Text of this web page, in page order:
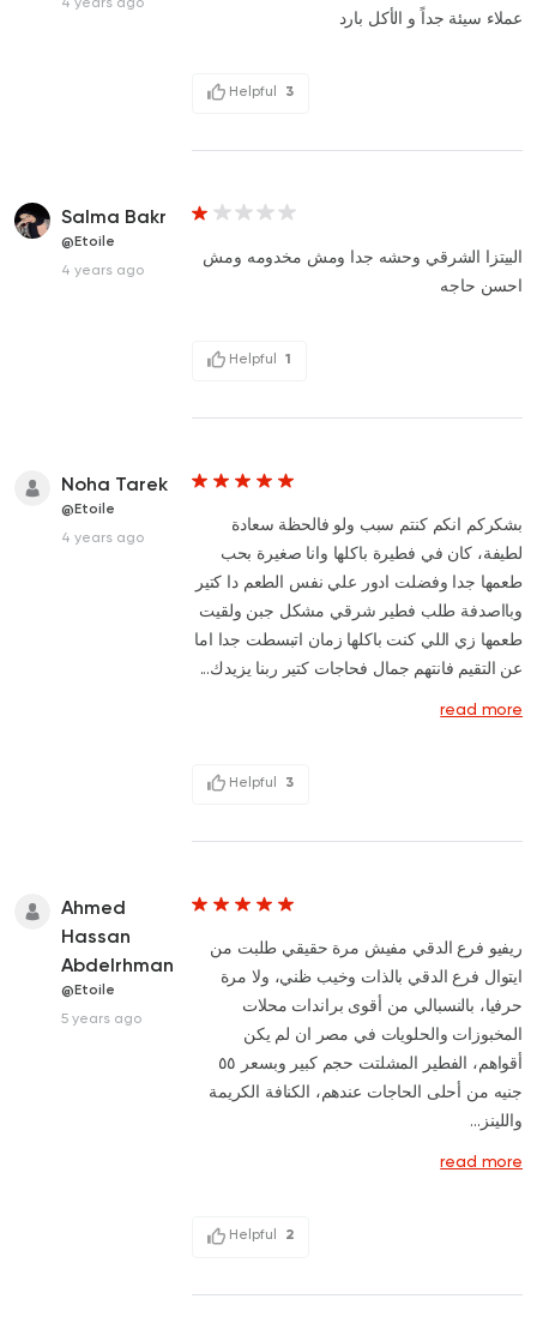
عملاء سيئة جداً و الأكل بارد
Helpful 3
Salma Bakr
@Etoile
4 years ago
البيتزا الشرقي وحشه جدا ومش مخدومه ومش
احسن حاجه
Helpful 1
Noha Tarek
@Etoile
4 years ago
بشكركم انكم كنتم سبب ولو فالحظة سعادة
لطيفة، كان في فطيرة باكلها وانا صغيرة بحب
طعمها جدا وفضلت ادور علي نفس الطعم دا كتير
وبااصدفة طلب فطير شرقي مشكل جبن ولقيت
طعمها زي اللي كنت باكلها زمان اتبسطت جدا اما
عن التقيم فانتهم جمال فحاجات كتير ربنا يزيدك...
read more
Helpful 3
Ahmed
Hassan
Abdelrhman
@Etoile
5 years ago
ريفيو فرع الدقي مفيش مرة حقيقي طلبت من
ايتوال فرع الدقي بالذات وخيب ظني، ولا مرة
حرفيا، بالنسبالي من أقوى براندات محلات
المخبوزات والحلويات في مصر ان لم يكن
أقواهم، الفطير المشلتت حجم كبير وبسعر ٥٥
جنيه من أحلى الحاجات عندهم، الكنافة الكريمة
واللينز...
read more
Helpful 2